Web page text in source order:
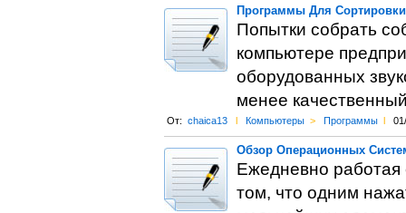
Программы Для
Попытки собрать
компьютере
оборудованных
менее
От: chaica13 l Компьютеры > Программы l
Обзор Операционных
Ежедневно
том, что одним